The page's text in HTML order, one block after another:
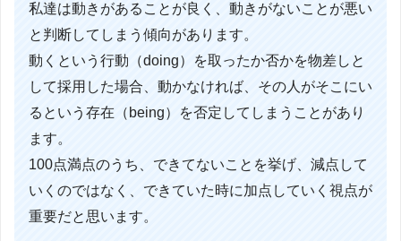
私達は動きがあることが良く、動きがないことが悪い
と判断してしまう傾向があります。
動くという行動（doing）を取ったか否かを物差しと
して採用した場合、動かなければ、その人がそこにい
るという存在（being）を否定してしまうことがあり
ます。
100点満点のうち、できてないことを挙げ、減点して
いくのではなく、できていた時に加点していく視点が
重要だと思います。